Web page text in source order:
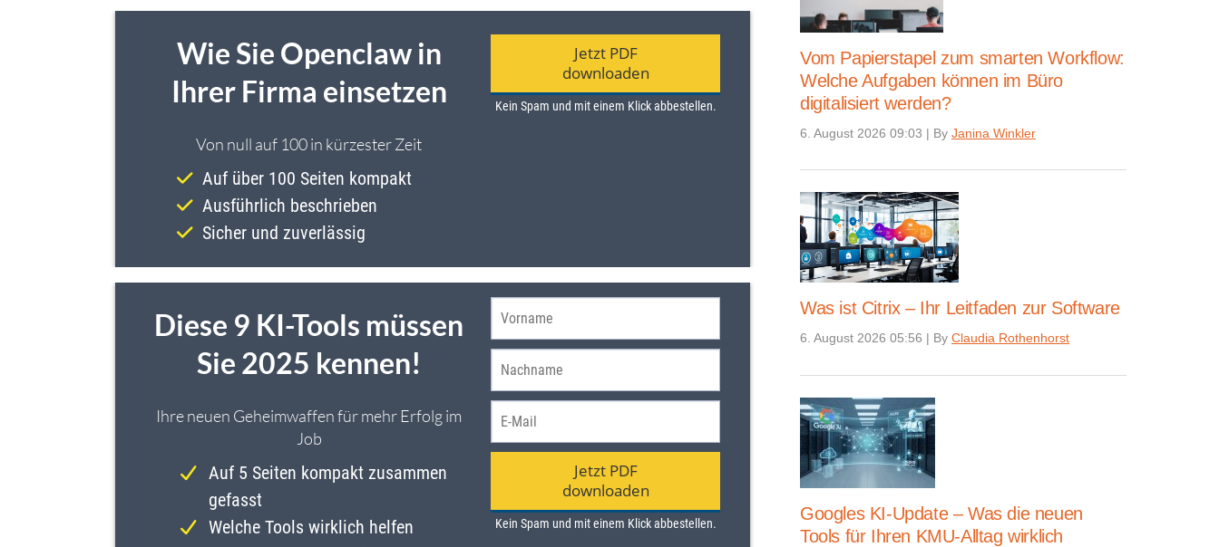
Vom Papierstapel zum smarten Workflow:
Welche Aufgaben können im Büro
digitalisiert werden?
6. August 2026 09:03 | By Janina Winkler
Was ist Citrix – Ihr Leitfaden zur Software
6. August 2026 05:56 | By Claudia Rothenhorst
Googles KI-Update – Was die neuen
Tools für Ihren KMU-Alltag wirklich